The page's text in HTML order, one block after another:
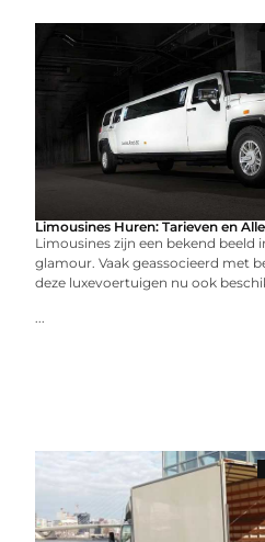
Limousines Huren: Tarieven en
Limousines zijn een bekend beeld
glamour. Vaak geassocieerd met
deze luxevoertuigen nu ook
...